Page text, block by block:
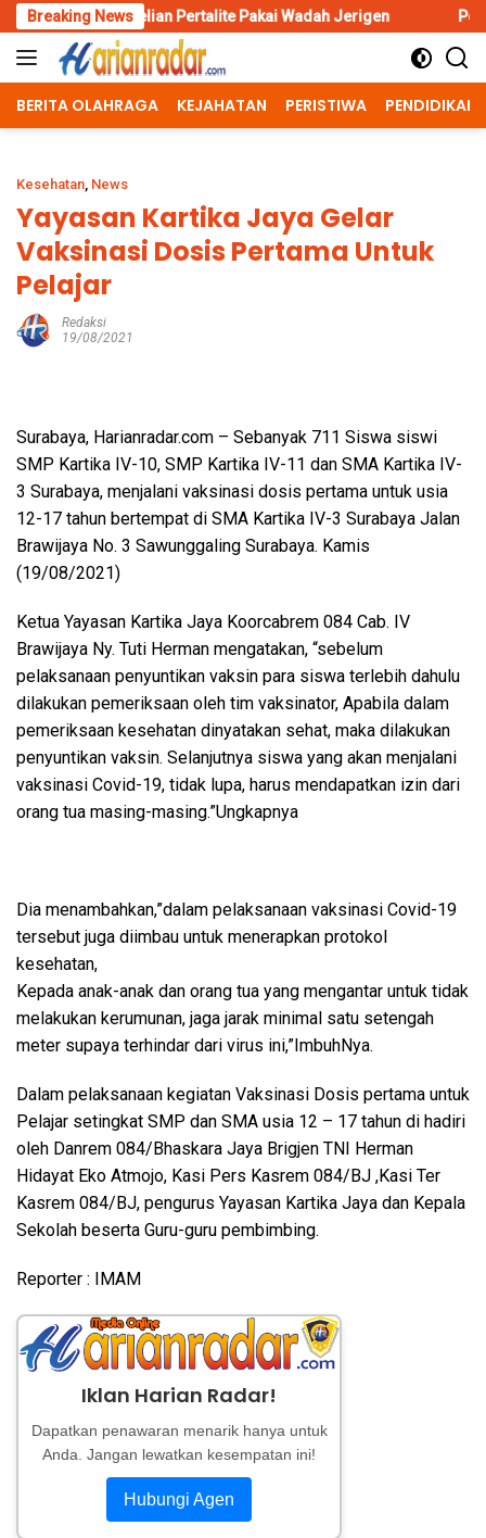
Skip
to
content
Breaking News
Pertalite Pakai Wadah Jerigen Polres Situbondo
BERITA OLAHRAGA KEJAHATAN PERISTIWA PENDIDIKAN
Kesehatan, News
Yayasan Kartika Jaya Gelar
Vaksinasi Dosis Pertama Untuk
Pelajar
Redaksi
19/08/2021
Surabaya, Harianradar.com – Sebanyak 711 Siswa siswi
SMP Kartika IV-10, SMP Kartika IV-11 dan SMA Kartika IV-
3 Surabaya, menjalani vaksinasi dosis pertama untuk usia
12-17 tahun bertempat di SMA Kartika IV-3 Surabaya Jalan
Brawijaya No. 3 Sawunggaling Surabaya. Kamis
(19/08/2021)
Ketua Yayasan Kartika Jaya Koorcabrem 084 Cab. IV
Brawijaya Ny. Tuti Herman mengatakan, “sebelum
pelaksanaan penyuntikan vaksin para siswa terlebih dahulu
dilakukan pemeriksaan oleh tim vaksinator, Apabila dalam
pemeriksaan kesehatan dinyatakan sehat, maka dilakukan
penyuntikan vaksin. Selanjutnya siswa yang akan menjalani
vaksinasi Covid-19, tidak lupa, harus mendapatkan izin dari
orang tua masing-masing.”Ungkapnya
Dia menambahkan,”dalam pelaksanaan vaksinasi Covid-19
tersebut juga diimbau untuk menerapkan protokol
kesehatan,
Kepada anak-anak dan orang tua yang mengantar untuk tidak
melakukan kerumunan, jaga jarak minimal satu setengah
meter supaya terhindar dari virus ini,”ImbuhNya.
Dalam pelaksanaan kegiatan Vaksinasi Dosis pertama untuk
Pelajar setingkat SMP dan SMA usia 12 – 17 tahun di hadiri
oleh Danrem 084/Bhaskara Jaya Brigjen TNI Herman
Hidayat Eko Atmojo, Kasi Pers Kasrem 084/BJ ,Kasi Ter
Kasrem 084/BJ, pengurus Yayasan Kartika Jaya dan Kepala
Sekolah beserta Guru-guru pembimbing.
Reporter : IMAM
Iklan Harian Radar!
Dapatkan penawaran menarik hanya untuk
Anda. Jangan lewatkan kesempatan ini!
Hubungi Agen